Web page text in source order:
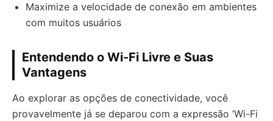
Maximize a velocidade de conexão em ambientes
com muitos usuários
Entendendo o Wi-Fi Livre e Suas
Vantagens
Ao explorar as opções de conectividade, você
provavelmente já se deparou com a expressão ‘Wi-Fi